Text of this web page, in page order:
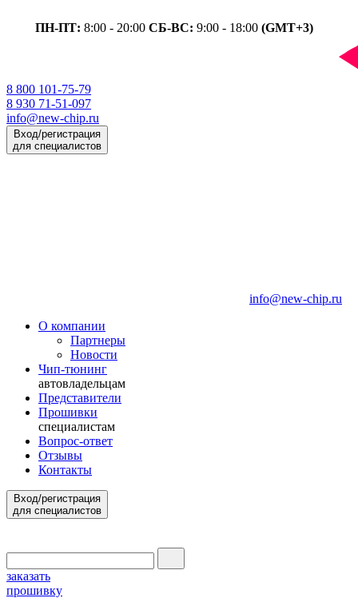
ПН-ПТ: 8:00 - 20:00 СБ-ВС: 9:00 - 18:00 (GMT+3)
8 800 101-75-79
8 930 71-51-097
info@new-chip.ru
Вход/регистрация
для специалистов
info@new-chip.ru
О компании
Партнеры
Новости
Чип-тюнинг
автовладельцам
Представители
Прошивки
специалистам
Вопрос-ответ
Отзывы
Контакты
Вход/регистрация
для специалистов
заказать
прошивку